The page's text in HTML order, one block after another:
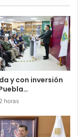
y con inversión
horas